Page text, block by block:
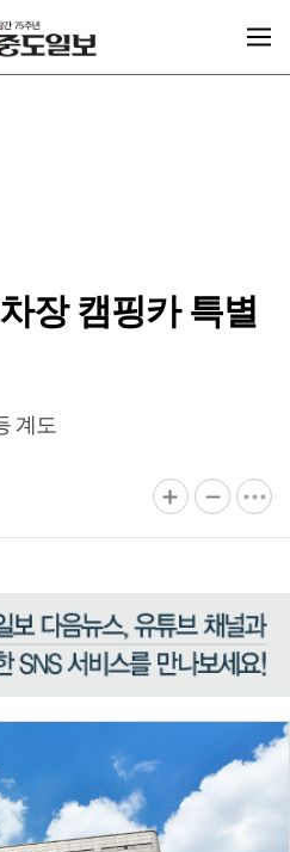
장 캠핑카 특별
계도